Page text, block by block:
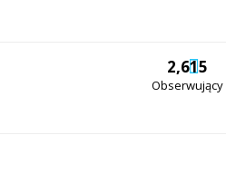
2,615
Obserwujący